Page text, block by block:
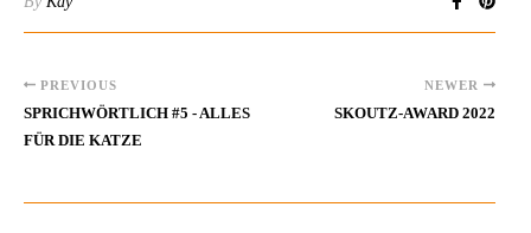
PREVIOUS
SPRICHWÖRTLICH #5 - ALLES
FÜR DIE KATZE
NEWER
SKOUTZ-AWARD 2022